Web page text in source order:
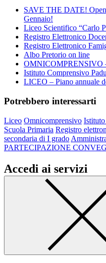
SAVE THE DATE!
Gennaio!
Liceo Scientifico “Carlo
Registro Elettronico
Registro Elettronico
Albo Pretorio on line
OMNICOMPRENSIVO
Istituto Comprensivo
LICEO – Piano annuale
Potrebbero interessarti
Liceo Omnicomprensivo
Scuola Primaria Registro
secondaria di I grado
PARTECIPAZIONE
Accedi ai servizi